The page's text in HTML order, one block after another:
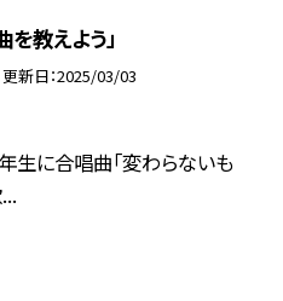
教えよう」
更新日 2025/03/03
生に合唱曲「変わらないも